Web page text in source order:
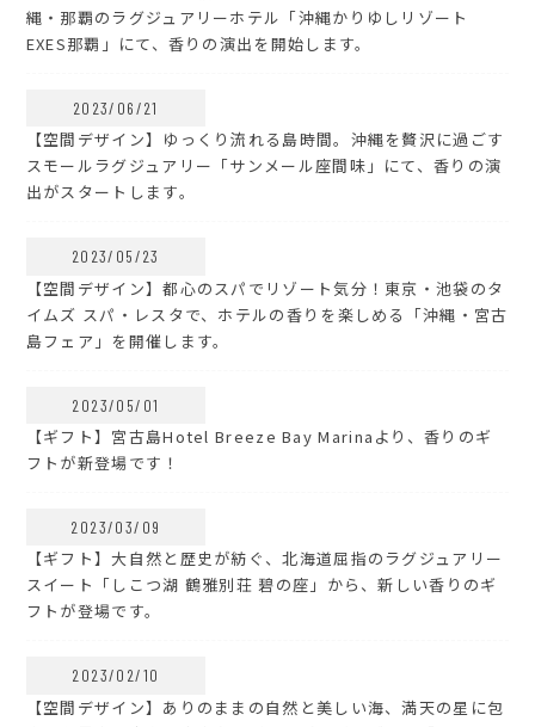
縄・那覇のラグジュアリーホテル「沖縄かりゆしリゾート
EXES那覇」にて、香りの演出を開始します。
2023/06/21
【空間デザイン】ゆっくり流れる島時間。沖縄を贅沢に過ごす
スモールラグジュアリー「サンメール座間味」にて、香りの演
出がスタートします。
2023/05/23
【空間デザイン】都心のスパでリゾート気分！東京・池袋のタ
イムズ スパ・レスタで、ホテルの香りを楽しめる「沖縄・宮古
島フェア」を開催します。
2023/05/01
【ギフト】宮古島Hotel Breeze Bay Marinaより、香りのギ
フトが新登場です！
2023/03/09
【ギフト】大自然と歴史が紡ぐ、北海道屈指のラグジュアリー
スイート「しこつ湖 鶴雅別荘 碧の座」から、新しい香りのギ
フトが登場です。
2023/02/10
【空間デザイン】ありのままの自然と美しい海、満天の星に包